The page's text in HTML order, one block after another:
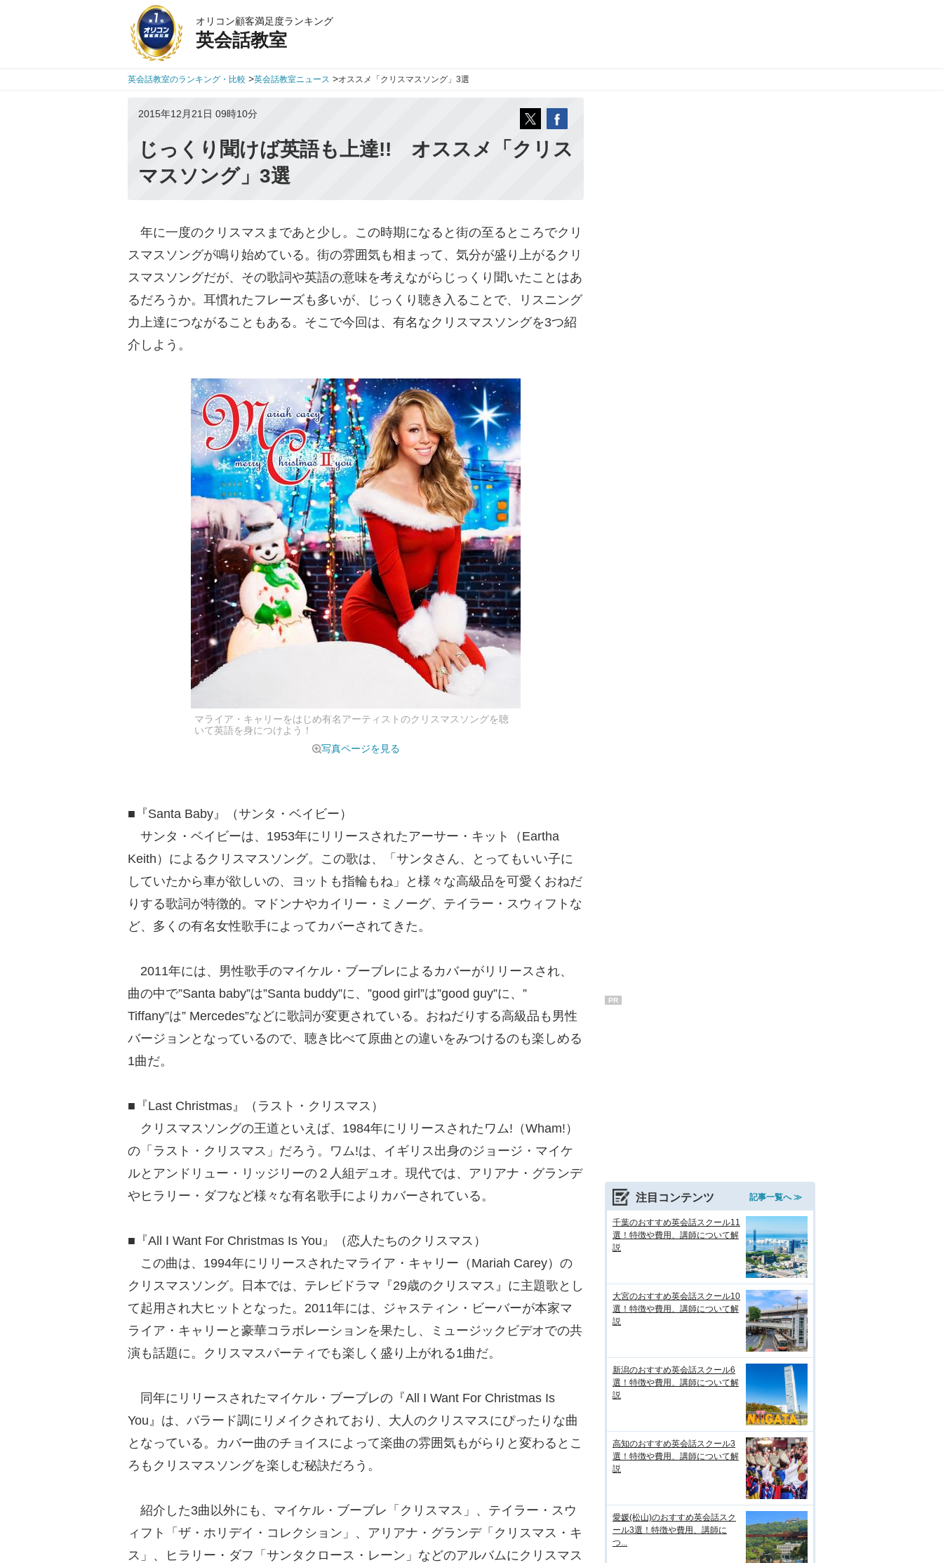
オリコン顧客満足度ランキング
英会話教室
英会話教室のランキング・比較 >英会話教室ニュース >オススメ「クリスマスソング」3選
2015年12月21日 09時10分
じっくり聞けば英語も上達!! オススメ「クリス
マスソング」3選
年に一度のクリスマスまであと少し。この時期になると街の至るところでクリ
スマスソングが鳴り始めている。街の雰囲気も相まって、気分が盛り上がるクリ
スマスソングだが、その歌詞や英語の意味を考えながらじっくり聞いたことはあ
るだろうか。耳慣れたフレーズも多いが、じっくり聴き入ることで、リスニング
力上達につながることもある。そこで今回は、有名なクリスマスソングを3つ紹
介しよう。
マライア・キャリーをはじめ有名アーティストのクリスマスソングを聴
いて英語を身につけよう！
写真ページを見る
■『Santa Baby』（サンタ・ベイビー）
サンタ・ベイビーは、1953年にリリースされたアーサー・キット（Eartha
Keith）によるクリスマスソング。この歌は、「サンタさん、とってもいい子に
していたから車が欲しいの、ヨットも指輪もね」と様々な高級品を可愛くおねだ
りする歌詞が特徴的。マドンナやカイリー・ミノーグ、テイラー・スウィフトな
ど、多くの有名女性歌手によってカバーされてきた。
2011年には、男性歌手のマイケル・ブーブレによるカバーがリリースされ、
曲の中で”Santa baby”は”Santa buddy”に、”good girl”は”good guy”に、”
Tiffany”は” Mercedes”などに歌詞が変更されている。おねだりする高級品も男性
バージョンとなっているので、聴き比べて原曲との違いをみつけるのも楽しめる
1曲だ。
■『Last Christmas』（ラスト・クリスマス）
クリスマスソングの王道といえば、1984年にリリースされたワム!（Wham!）
の「ラスト・クリスマス」だろう。ワム!は、イギリス出身のジョージ・マイケ
ルとアンドリュー・リッジリーの２人組デュオ。現代では、アリアナ・グランデ
やヒラリー・ダフなど様々な有名歌手によりカバーされている。
■『All I Want For Christmas Is You』（恋人たちのクリスマス）
この曲は、1994年にリリースされたマライア・キャリー（Mariah Carey）の
クリスマスソング。日本では、テレビドラマ『29歳のクリスマス』に主題歌とし
て起用され大ヒットとなった。2011年には、ジャスティン・ビーバーが本家マ
ライア・キャリーと豪華コラボレーションを果たし、ミュージックビデオでの共
演も話題に。クリスマスパーティでも楽しく盛り上がれる1曲だ。
同年にリリースされたマイケル・ブーブレの『All I Want For Christmas Is
You』は、バラード調にリメイクされており、大人のクリスマスにぴったりな曲
となっている。カバー曲のチョイスによって楽曲の雰囲気もがらりと変わるとこ
ろもクリスマスソングを楽しむ秘訣だろう。
紹介した3曲以外にも、マイケル・ブーブレ「クリスマス」、テイラー・スウ
ィフト「ザ・ホリデイ・コレクション」、アリアナ・グランデ「クリスマス・キ
ス」、ヒラリー・ダフ「サンタクロース・レーン」などのアルバムにクリスマス
PR
注目コンテンツ 記事一覧へ ≫
千葉のおすすめ英会話スクール11
選！特徴や費用、講師について解
説
大宮のおすすめ英会話スクール10
選！特徴や費用、講師について解
説
新潟のおすすめ英会話スクール6
選！特徴や費用、講師について解
説
高知のおすすめ英会話スクール3
選！特徴や費用、講師について解
説
愛媛(松山)のおすすめ英会話スク
ール3選！特徴や費用、講師に
つ...